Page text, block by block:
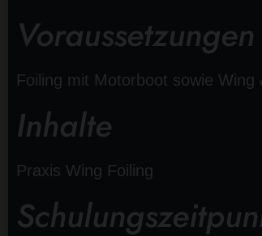
Voraussetzungen
Foiling mit Motorboot sowie Wing
Inhalte
Praxis Wing Foiling